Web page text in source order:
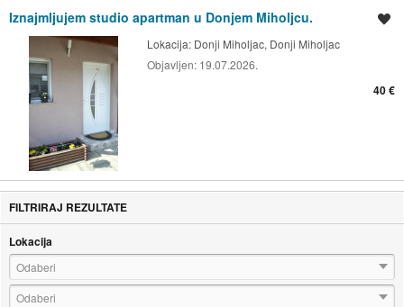
Iznajmljujem studio apartman u Donjem Miholjcu.
Lokacija: Donji Miholjac, Donji Miholjac
Objavljen: 19.07.2026.
40 €
FILTRIRAJ REZULTATE
Lokacija
Odaberi
Odaberi